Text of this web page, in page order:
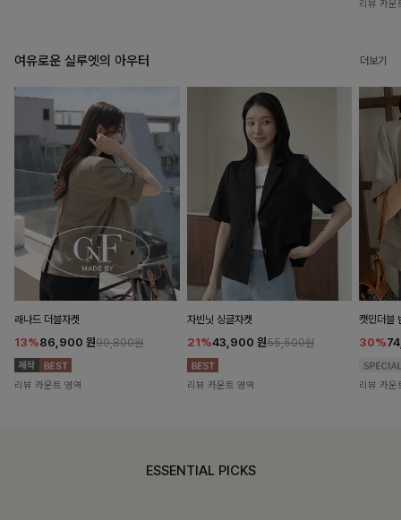
리뷰 카운
여유로운 실루엣의 아우터 더보기
래나드 더블자켓
13%86,900 원99,800원
리뷰 카운트 영역
자빈닛 싱글자켓
21%43,900 원55,500원
리뷰 카운트 영역
캣민더블
30%
리뷰 카운
ESSENTIAL PICKS